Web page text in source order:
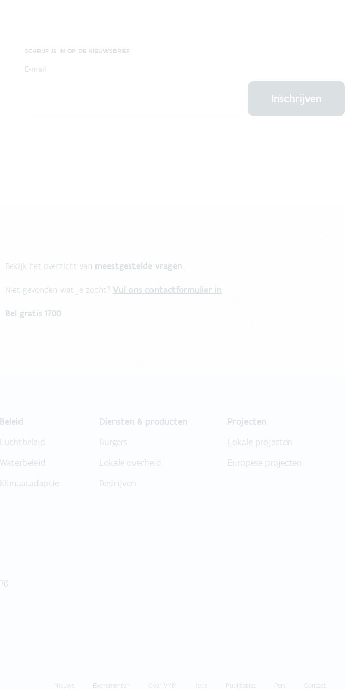
SCHRIJF JE IN OP DE NIEUWSBRIEF
E-mail
Inschrijven
Bekijk het overzicht van meestgestelde vragen.
Niet gevonden wat je zocht? Vul ons contactformulier in.
Bel gratis 1700
Beleid
Luchtbeleid
Waterbeleid
Klimaatadaptie
Diensten & producten
Burgers
Lokale overheid
Bedrijven
Projecten
Lokale projecten
Europese projecten
Nieuws Evenementen Over VMM Jobs Publicaties Pers Contact